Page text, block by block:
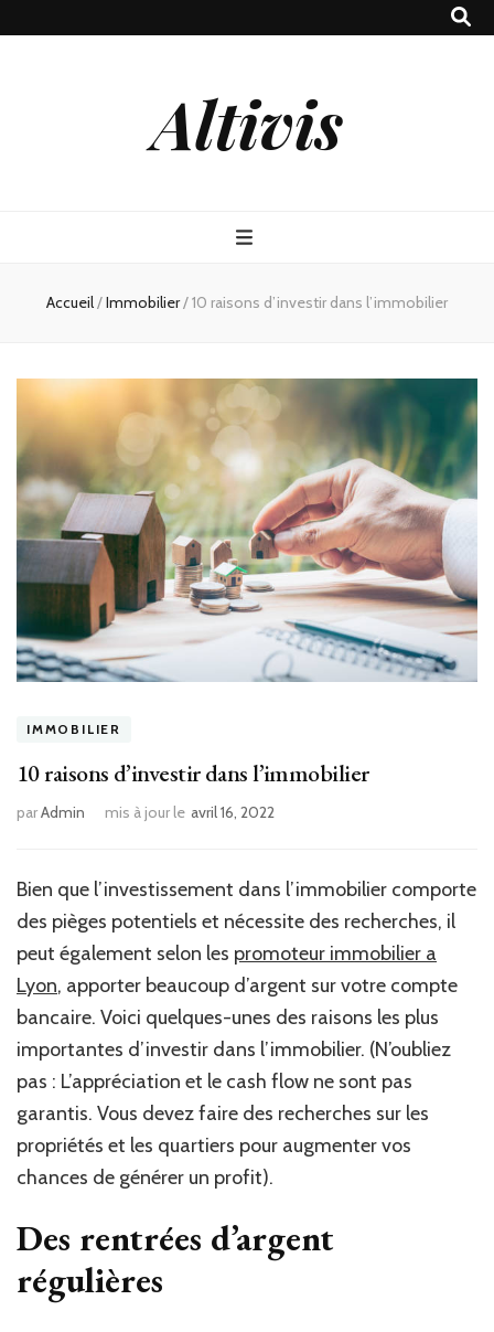
Altivis
Accueil/Immobilier/10 raisons d’investir dans l’immobilier
IMMOBILIER
10 raisons d’investir dans l’immobilier
parAdmin mis à jour le avril 16, 2022
Bien que l’investissement dans l’immobilier comporte
des pièges potentiels et nécessite des recherches, il
peut également selon les promoteur immobilier a
Lyon, apporter beaucoup d’argent sur votre compte
bancaire. Voici quelques-unes des raisons les plus
importantes d’investir dans l’immobilier. (N’oubliez
pas : L’appréciation et le cash flow ne sont pas
garantis. Vous devez faire des recherches sur les
propriétés et les quartiers pour augmenter vos
chances de générer un profit).
Des rentrées d’argent
régulières